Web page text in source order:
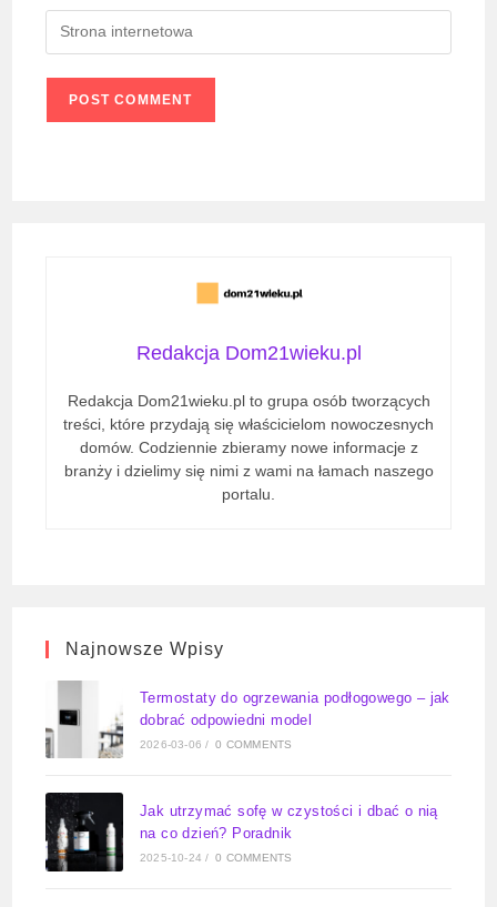
comment
email
address
comment
Enter
your
website
URL
Redakcja Dom21wieku.pl
Redakcja Dom21wieku.pl to grupa osób tworzących
treści, które przydają się właścicielom nowoczesnych
domów. Codziennie zbieramy nowe informacje z
branży i dzielimy się nimi z wami na łamach naszego
portalu.
Najnowsze Wpisy
Termostaty do ogrzewania podłogowego – jak
dobrać odpowiedni model
2026-03-06 / 0 COMMENTS
Jak utrzymać sofę w czystości i dbać o nią
na co dzień? Poradnik
2025-10-24 / 0 COMMENTS